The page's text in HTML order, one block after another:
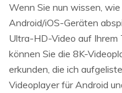
Wenn Sie nun wissen,
Android/iOS-Geräten
Ultra-HD-Video auf Ihrem
können Sie die 8K-
erkunden, die ich
Videoplayer für Android